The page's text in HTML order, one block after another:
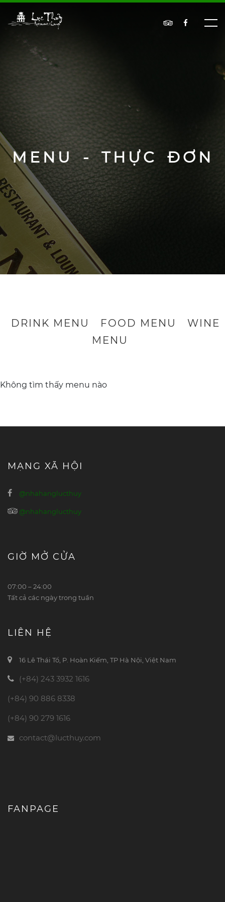
MENU - THỰC ĐƠN
DRINK MENU FOOD MENU
WINE
MENU
Không tìm thấy menu nào
MẠNG XÃ HỘI
@nhahanglucthuy
@nhahanglucthuy
GIỜ MỞ CỬA
07:00 – 24:00
Tất cả các ngày trong tuần
LIÊN HỆ
16 Lê Thái Tổ, P. Hoàn Kiếm, TP Hà Nội, Việt Nam
(+84) 243 3932 1616
(+84) 90 886 8338
(+84) 90 279 1616
contact@lucthuy.com
FANPAGE